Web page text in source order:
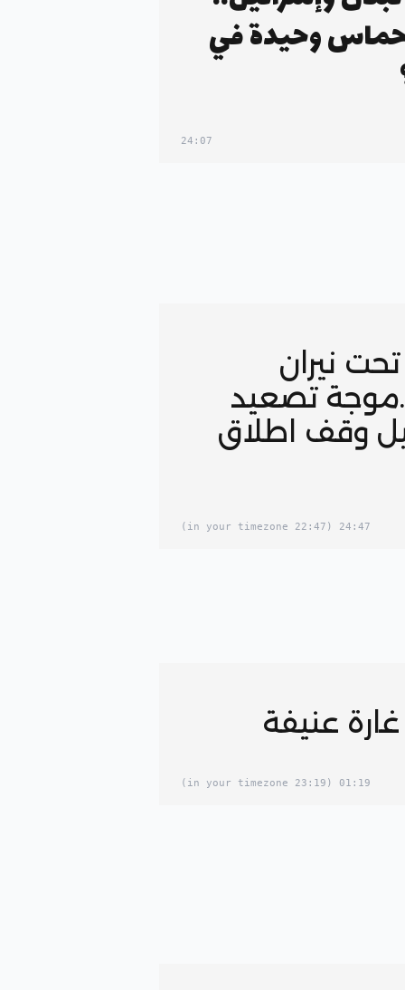
وحيدة في
24:07
تحت نيران
تصعيد
وقف اطلاق
24:47
(22:47 in your timezone)
غارة عنيفة
01:19
(23:19 in your timezone)